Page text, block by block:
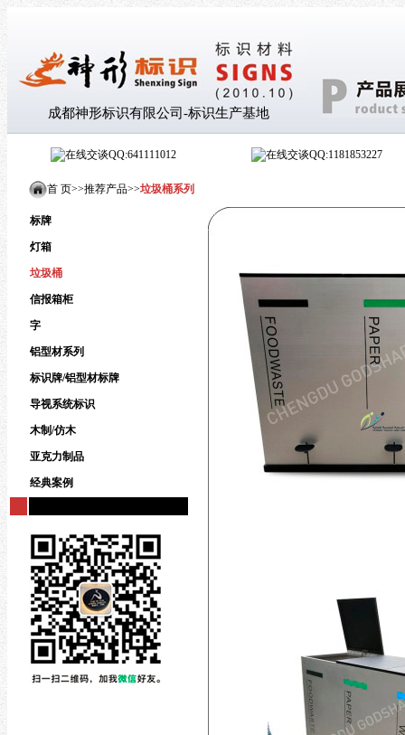
成都神形标识有限公司-标识生产基地
QQ:641111012 QQ:1181853227
首 页>>推荐产品>>垃圾桶系列
标牌
灯箱
垃圾桶
信报箱柜
字
铝型材系列
标识牌/铝型材标牌
导视系统标识
木制/仿木
亚克力制品
经典案例